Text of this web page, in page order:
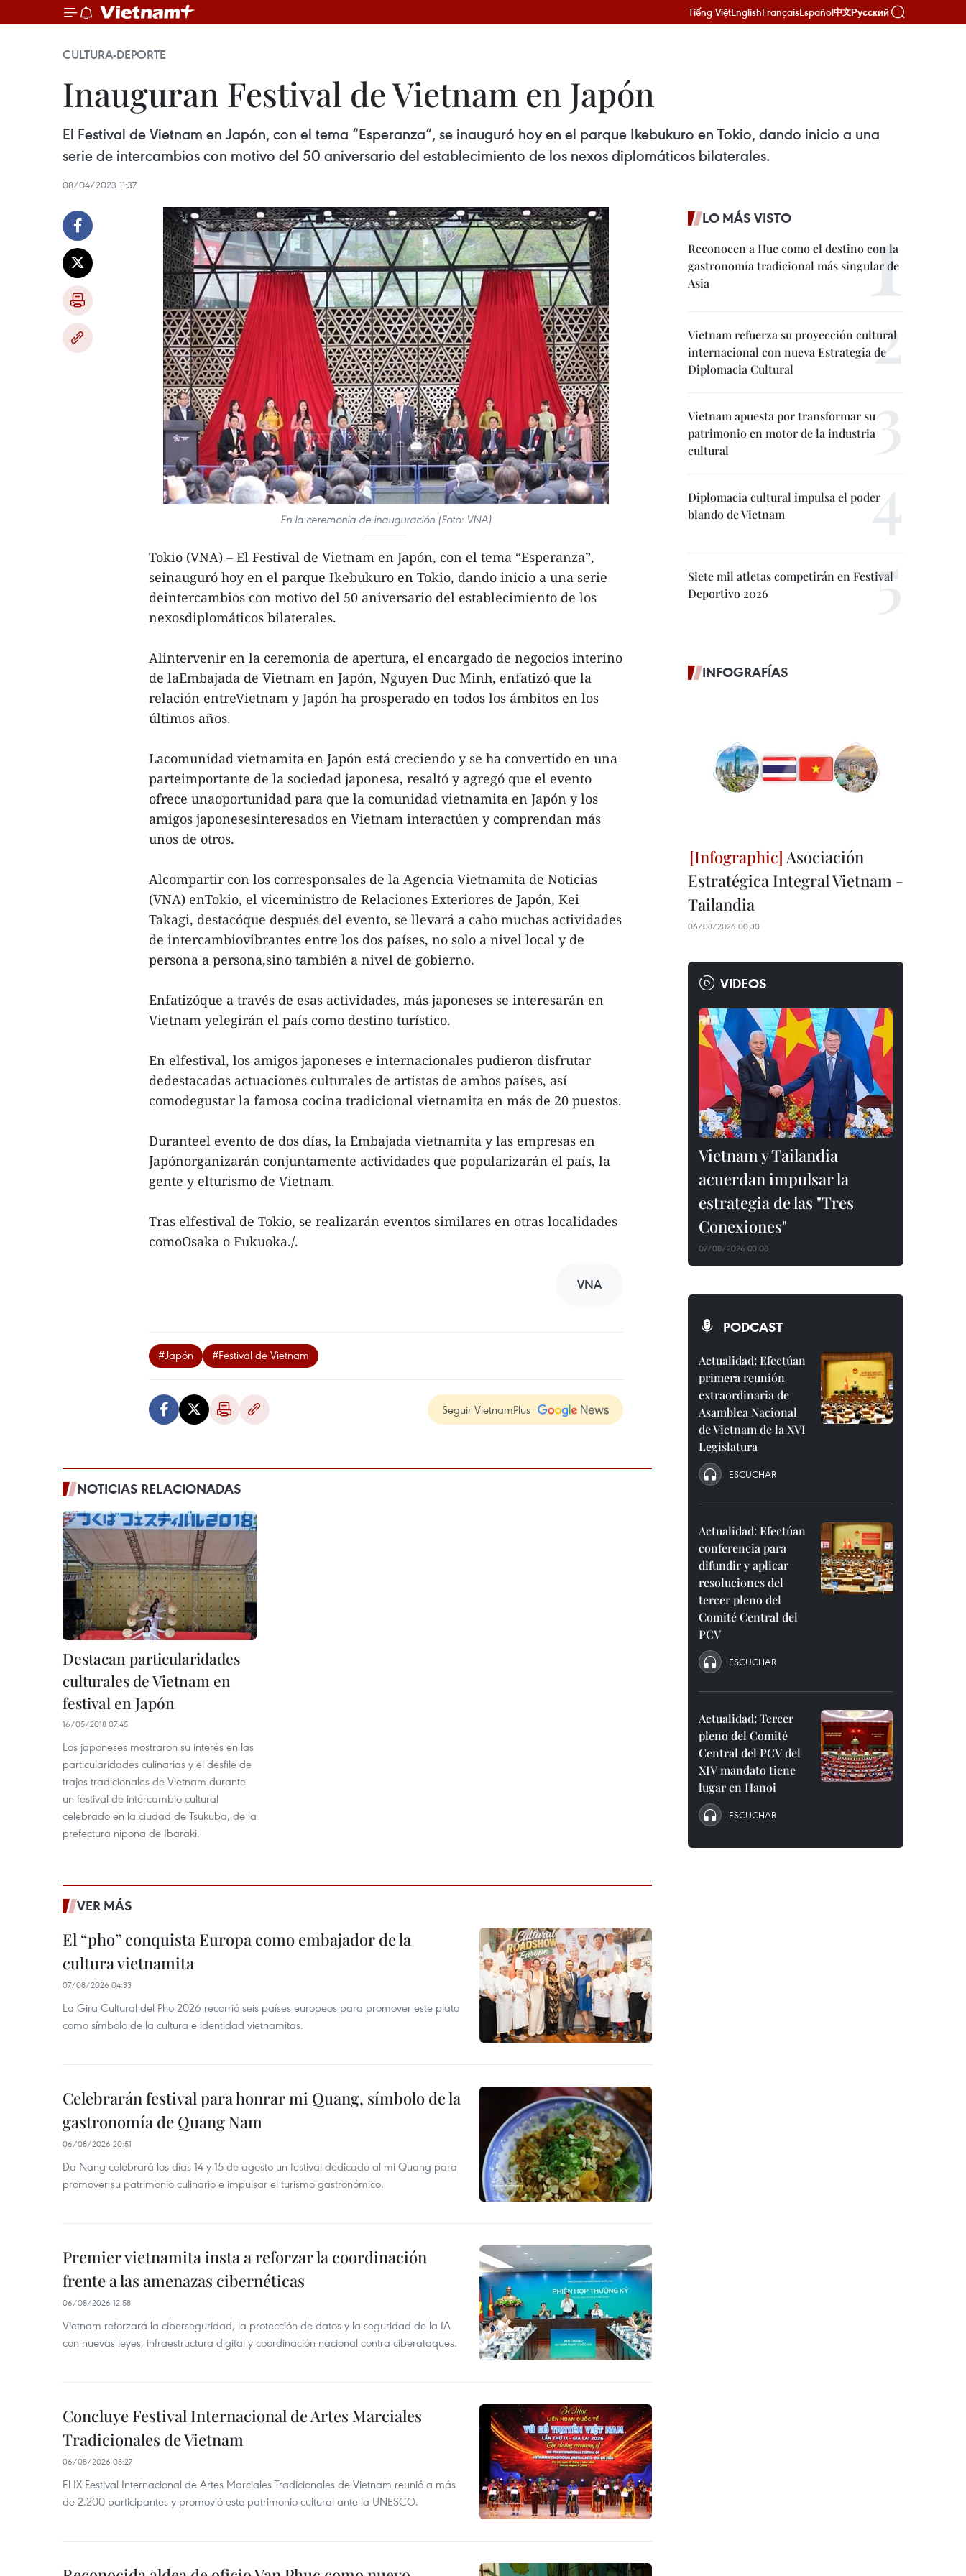
Tiếng ViệtEnglishFrançaisEspañol中文Русский
CULTURA-DEPORTE
Inauguran Festival de Vietnam en Japón
El Festival de Vietnam en Japón, con el tema “Esperanza”, se inauguró hoy en el parque Ikebukuro en Tokio, dando inicio a una
serie de intercambios con motivo del 50 aniversario del establecimiento de los nexos diplomáticos bilaterales.
08/04/2023 11:37
En la ceremonia de inauguración (Foto: VNA)
Tokio (VNA) – El Festival de Vietnam en Japón, con el tema “Esperanza”,
seinauguró hoy en el parque Ikebukuro en Tokio, dando inicio a una serie
deintercambios con motivo del 50 aniversario del establecimiento de los
nexosdiplomáticos bilaterales.
Alintervenir en la ceremonia de apertura, el encargado de negocios interino
de laEmbajada de Vietnam en Japón, Nguyen Duc Minh, enfatizó que la
relación entreVietnam y Japón ha prosperado en todos los ámbitos en los
últimos años.
Lacomunidad vietnamita en Japón está creciendo y se ha convertido en una
parteimportante de la sociedad japonesa, resaltó y agregó que el evento
ofrece unaoportunidad para que la comunidad vietnamita en Japón y los
amigos japonesesinteresados en Vietnam interactúen y comprendan más
unos de otros.
Alcompartir con los corresponsales de la Agencia Vietnamita de Noticias
(VNA) enTokio, el viceministro de Relaciones Exteriores de Japón, Kei
Takagi, destacóque después del evento, se llevará a cabo muchas actividades
de intercambiovibrantes entre los dos países, no solo a nivel local y de
persona a persona,sino también a nivel de gobierno.
Enfatizóque a través de esas actividades, más japoneses se interesarán en
Vietnam yelegirán el país como destino turístico.
En elfestival, los amigos japoneses e internacionales pudieron disfrutar
dedestacadas actuaciones culturales de artistas de ambos países, así
comodegustar la famosa cocina tradicional vietnamita en más de 20 puestos.
Duranteel evento de dos días, la Embajada vietnamita y las empresas en
Japónorganizarán conjuntamente actividades que popularizarán el país, la
gente y elturismo de Vietnam.
Tras elfestival de Tokio, se realizarán eventos similares en otras localidades
comoOsaka o Fukuoka./.
VNA
#Japón #Festival de Vietnam
Seguir VietnamPlus
NOTICIAS RELACIONADAS
Destacan particularidades
culturales de Vietnam en
festival en Japón
16/05/2018 07:45
Los japoneses mostraron su interés en las
particularidades culinarias y el desfile de
trajes tradicionales de Vietnam durante
un festival de intercambio cultural
celebrado en la ciudad de Tsukuba, de la
prefectura nipona de Ibaraki.
VER MÁS
El “pho” conquista Europa como embajador de la
cultura vietnamita
07/08/2026 04:33
La Gira Cultural del Pho 2026 recorrió seis países europeos para promover este plato
como símbolo de la cultura e identidad vietnamitas.
Celebrarán festival para honrar mi Quang, símbolo de la
gastronomía de Quang Nam
06/08/2026 20:51
Da Nang celebrará los días 14 y 15 de agosto un festival dedicado al mi Quang para
promover su patrimonio culinario e impulsar el turismo gastronómico.
Premier vietnamita insta a reforzar la coordinación
frente a las amenazas cibernéticas
06/08/2026 12:58
Vietnam reforzará la ciberseguridad, la protección de datos y la seguridad de la IA
con nuevas leyes, infraestructura digital y coordinación nacional contra ciberataques.
Concluye Festival Internacional de Artes Marciales
Tradicionales de Vietnam
06/08/2026 08:27
El IX Festival Internacional de Artes Marciales Tradicionales de Vietnam reunió a más
de 2.200 participantes y promovió este patrimonio cultural ante la UNESCO.
LO MÁS VISTO
Reconocen a Hue como el destino con la
gastronomía tradicional más singular de
Asia
Vietnam refuerza su proyección cultural
internacional con nueva Estrategia de
Diplomacia Cultural
Vietnam apuesta por transformar su
patrimonio en motor de la industria
cultural
Diplomacia cultural impulsa el poder
blando de Vietnam
Siete mil atletas competirán en Festival
Deportivo 2026
INFOGRAFÍAS
Asociación
Estratégica Integral Vietnam -
Tailandia
06/08/2026 00:30
VIDEOS
Vietnam y Tailandia
acuerdan impulsar la
estrategia de las "Tres
Conexiones"
07/08/2026 03:08
PODCAST
Actualidad: Efectúan
primera reunión
extraordinaria de
Asamblea Nacional
de Vietnam de la XVI
Legislatura
ESCUCHAR
Actualidad: Efectúan
conferencia para
difundir y aplicar
resoluciones del
tercer pleno del
Comité Central del
PCV
ESCUCHAR
Actualidad: Tercer
pleno del Comité
Central del PCV del
XIV mandato tiene
lugar en Hanoi
ESCUCHAR